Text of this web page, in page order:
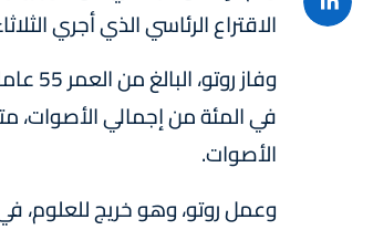
الاقتراع الرئاسي الذي أجري
الأصوات.
وعمل روتو، وهو خريج للعلوم،